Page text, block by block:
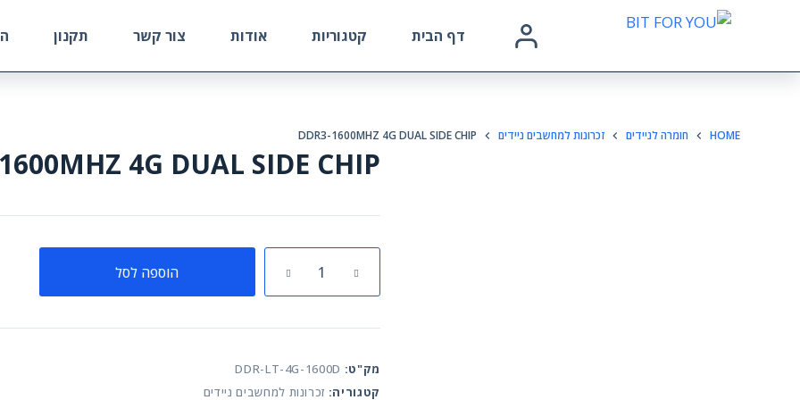
דף הבית קטגוריות אודות צור קשר תקנון
HOME חומרה לניידים זכרונות למחשבים ניידים DDR3-1600MHZ 4G DUAL SIDE CHIP
4G DUAL SIDE CHIP
DDR3-
DUAL
SIDE
הוספה לסל
מק"ט: DDR-LT-4G-1600D
קטגוריה: זכרונות למחשבים ניידים